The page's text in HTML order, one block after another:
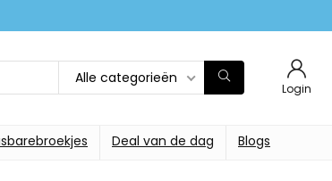
Alle categorieën
Login
Deal van de dag Blogs